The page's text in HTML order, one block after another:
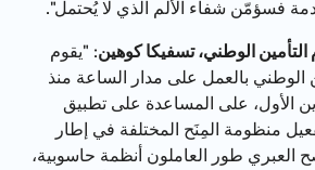
فسؤمّن شفاء الألم الذي لا يُحتمل".
الوطني، تسفيكا كوهين: "يقوم
بالعمل على مدار الساعة منذ
الأول، على المساعدة على تطبيق
منظومة المِنَح المختلفة في إطار
طور العاملون أنظمة حاسوبية،